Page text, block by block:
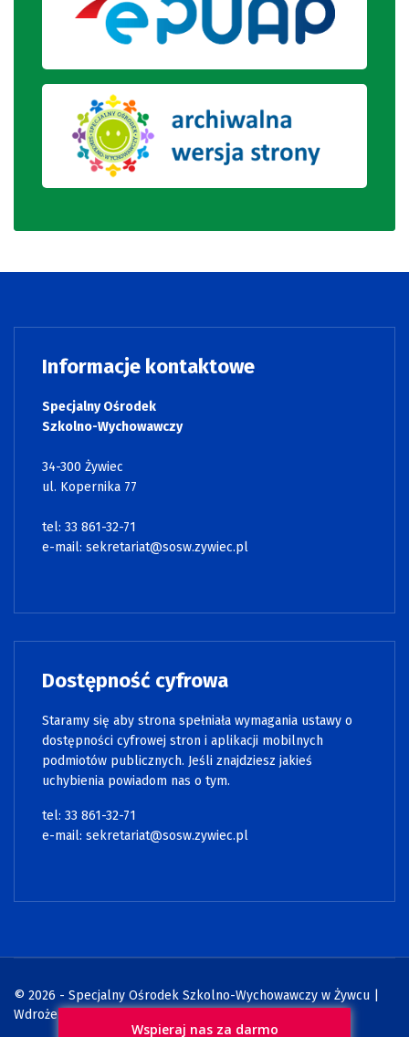
Informacje kontaktowe
Specjalny Ośrodek
Szkolno-Wychowawczy
34-300 Żywiec
ul. Kopernika 77
tel: 33 861-32-71
e-mail: sekretariat@sosw.zywiec.pl
Dostępność cyfrowa
Staramy się aby strona spełniała wymagania ustawy o
dostępności cyfrowej stron i aplikacji mobilnych
podmiotów publicznych. Jeśli znajdziesz jakieś
uchybienia powiadom nas o tym.
tel: 33 861-32-71
e-mail: sekretariat@sosw.zywiec.pl
© 2026 - Specjalny Ośrodek Szkolno-Wychowawczy w Żywcu |
Wdrożenie:
Wspieraj nas za darmo